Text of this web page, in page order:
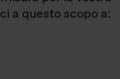
a questo scopo a: